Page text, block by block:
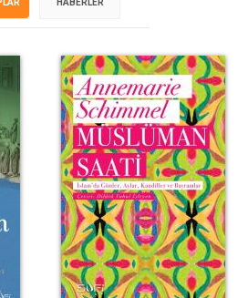
HABERLER
Müslüman Saati